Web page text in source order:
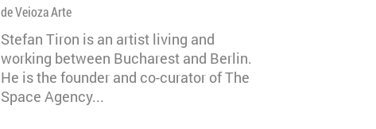
de Veioza Arte
Stefan Tiron is an artist living and
working between Bucharest and Berlin.
He is the founder and co-curator of The
Space Agency...